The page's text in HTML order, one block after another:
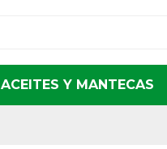
ACEITES Y MANTECAS